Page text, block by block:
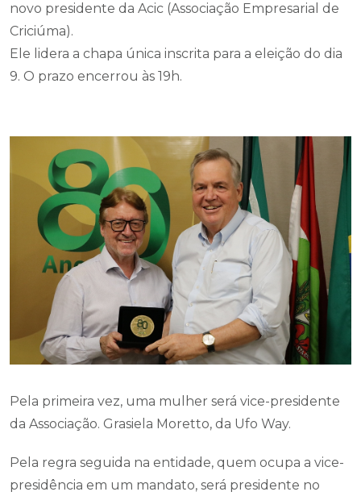
novo presidente da Acic (Associação Empresarial de
Criciúma).
Ele lidera a chapa única inscrita para a eleição do dia
9. O prazo encerrou às 19h.
Pela primeira vez, uma mulher será vice-presidente
da Associação. Grasiela Moretto, da Ufo Way.
Pela regra seguida na entidade, quem ocupa a vice-
presidência em um mandato, será presidente no